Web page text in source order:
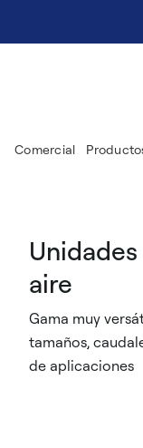
Comercial
aire
Gama muy
tamaños,
de aplicaciones